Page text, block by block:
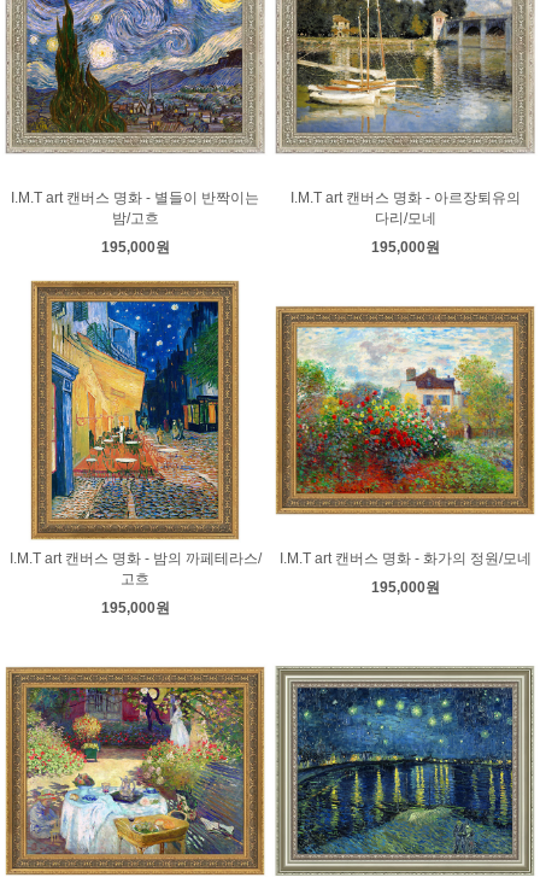
I.M.T art 캔버스 명화 - 별들이 반짝이는
밤/고흐
195,000원
I.M.T art 캔버스 명화 - 아르장퇴유의
다리/모네
195,000원
I.M.T art 캔버스 명화 - 밤의 까페테라스/
고흐
195,000원
I.M.T art 캔버스 명화 - 화가의 정원/모네
195,000원